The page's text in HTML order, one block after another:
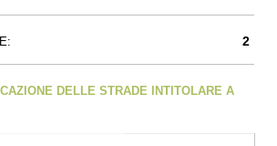
2
DELLE STRADE INTITOLARE A